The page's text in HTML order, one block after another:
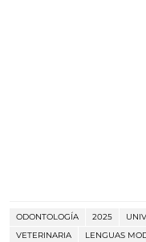
ODONTOLOGÍA 2025
VETERINARIA
LENGUAS